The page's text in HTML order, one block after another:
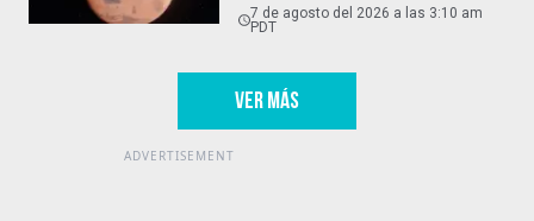
7 de agosto del 2026 a las 3:10 am
PDT
VER MÁS